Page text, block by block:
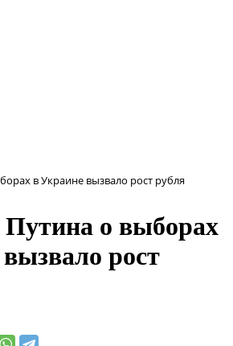
в Украине вызвало рост рубля
Путина о выборах
рост